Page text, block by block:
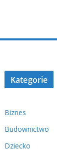
Kategorie
Biznes
Budownictwo
Dziecko